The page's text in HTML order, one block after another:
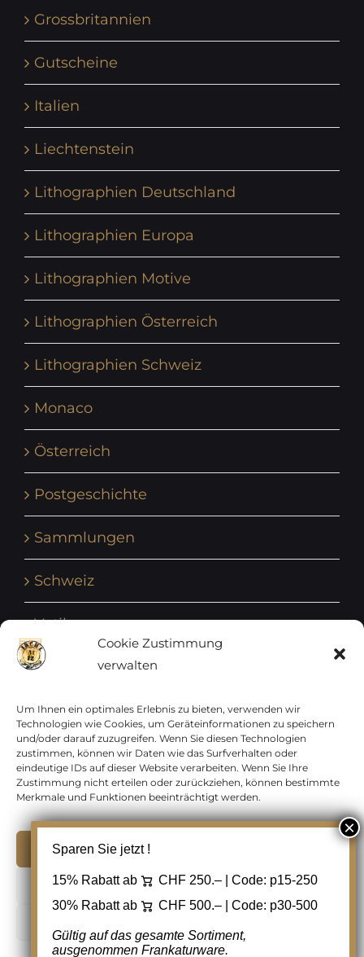
Cookie Zustimmung
verwalten
Um Ihnen ein optimales Erlebnis zu bieten, verwenden wir
Technologien wie Cookies, um Geräteinformationen zu speichern
und/oder darauf zuzugreifen. Wenn Sie diesen Technologien
zustimmen, können wir Daten wie das Surfverhalten oder
eindeutige IDs auf dieser Website verarbeiten. Wenn Sie Ihre
Zustimmung nicht erteilen oder zurückziehen, können bestimmte
Merkmale und Funktionen beeinträchtigt werden.
Ablehnen
Grossbritannien
Gutscheine
Italien
Liechtenstein
Lithographien Deutschland
Lithographien Europa
Lithographien Motive
Lithographien Österreich
Lithographien Schweiz
Monaco
Österreich
Postgeschichte
Sammlungen
Schweiz
Vatikan
Vereinte Nationen
Vorphilatelie
Zensurbelege Österreich
Zensurbelege Schweiz
Copyright 2012 - 2024 URAY GmbH | All Rights
Reserved |
PCI Data Security Standards |
Sparen Sie jetzt !
15% Rabatt ab CHF 250.– | Code: p15-250
30% Rabatt ab
CHF 500.– | Code: p30-500
Gültig auf das gesamte Sortiment,
ausgenommen Frankaturware.